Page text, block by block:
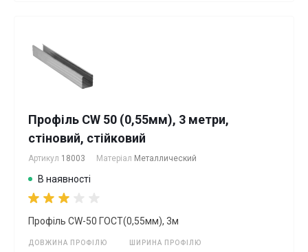
Профіль CW 50 (0,55мм), 3 метри,
стіновий, стійковий
Артикул 18003 Матеріал Металлический
В наявності
Профіль CW-50 ГОСТ(0,55мм), 3м
ДОВЖИНА ПРОФІЛЮ ШИРИНА ПРОФІЛЮ